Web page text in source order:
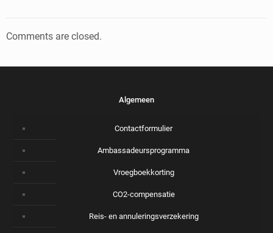
Comments are closed.
Algemeen
Contactformulier
Ambassadeursprogramma
Vroegboekkorting
CO2-compensatie
Reis- en annuleringsverzekering